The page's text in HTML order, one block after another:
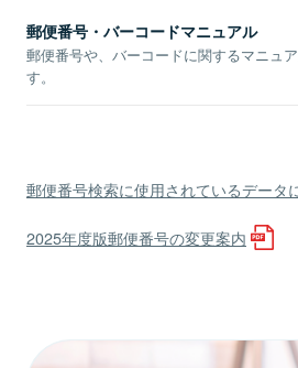
郵便番号・バーコードマニュアル
郵便番号や、バーコードに関するマニュ
す。
郵便番号検索に使用されているデータ
2025年度版郵便番号の変更案内